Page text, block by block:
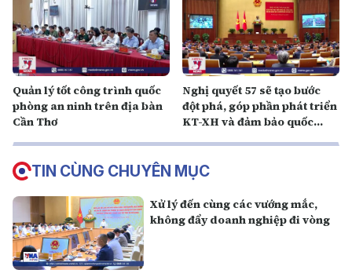
Quản lý tốt công trình quốc
phòng an ninh trên địa bàn
Cần Thơ
Nghị quyết 57 sẽ tạo bước
đột phá, góp phần phát triển
KT-XH và đảm bảo quốc
TIN CÙNG CHUYÊN MỤC
Xử lý đến cùng các vướng mắc,
không đẩy doanh nghiệp đi vòng